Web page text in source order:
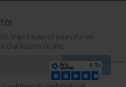
Vous trouverez pour cela nos
d'utilisation du site.